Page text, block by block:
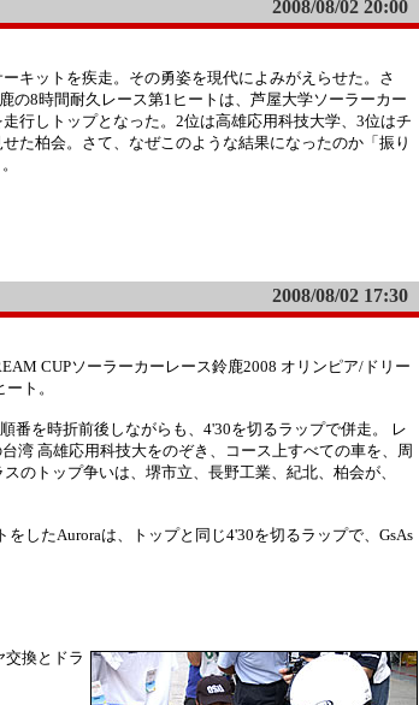
2008/08/02 20:00
キットを疾走。その勇姿を現代によみがえらせた。さ
の8時間耐久レース第1ヒートは、芦屋大学ソーラーカー
行しトップとなった。2位は高雄応用科技大学、3位はチ
た柏会。さて、なぜこのような結果になったのか「振り
2008/08/02 17:30
CUPソーラーカーレース鈴鹿2008 オリンピア/ドリー
ト。
番を時折前後しながらも、4'30を切るラップで併走。 レ
湾 高雄応用科技大をのぞき、コース上すべての車を、周
のトップ争いは、堺市立、長野工業、紀北、柏会が、
したAuroraは、トップと同じ4'30を切るラップで、GsAs
換とドラ